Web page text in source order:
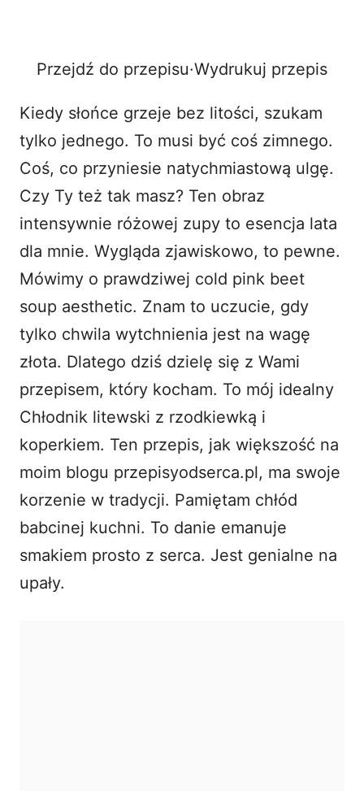
Przejdź do przepisu·Wydrukuj przepis
Kiedy słońce grzeje bez litości, szukam
tylko jednego. To musi być coś zimnego.
Coś, co przyniesie natychmiastową ulgę.
Czy Ty też tak masz? Ten obraz
intensywnie różowej zupy to esencja lata
dla mnie. Wygląda zjawiskowo, to pewne.
Mówimy o prawdziwej cold pink beet
soup aesthetic. Znam to uczucie, gdy
tylko chwila wytchnienia jest na wagę
złota. Dlatego dziś dzielę się z Wami
przepisem, który kocham. To mój idealny
Chłodnik litewski z rzodkiewką i
koperkiem. Ten przepis, jak większość na
moim blogu przepisyodserca.pl, ma swoje
korzenie w tradycji. Pamiętam chłód
babcinej kuchni. To danie emanuje
smakiem prosto z serca. Jest genialne na
upały.